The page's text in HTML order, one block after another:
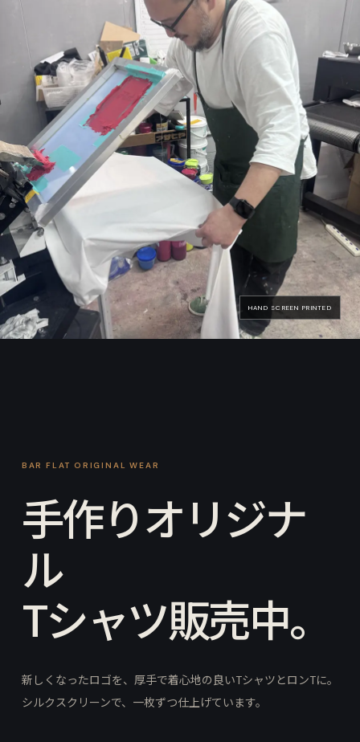
HAND SCREEN PRINTED
BAR FLAT ORIGINAL WEAR
手作りオリジナ
ル
Tシャツ販売中。
新しくなったロゴを、厚手で着心地の良いTシャツとロンTに。
シルクスクリーンで、一枚ずつ仕上げています。